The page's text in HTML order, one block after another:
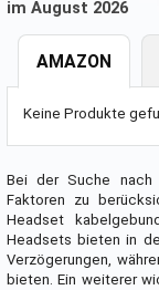
im August 2026
AMAZON
Keine Produkte
Bei der Suche nach
Faktoren zu
Headset
Headsets bieten in
Verzögerungen,
bieten. Ein weiterer